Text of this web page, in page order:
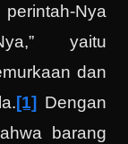
Nya
yaitu
dan
[1]
Dengan
barang